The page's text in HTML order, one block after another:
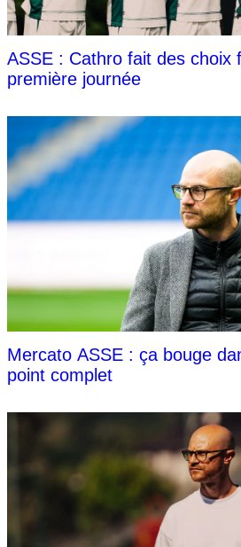
ASSE : Cathro fait des choix
première journée
Mercato ASSE : ça bouge
point complet